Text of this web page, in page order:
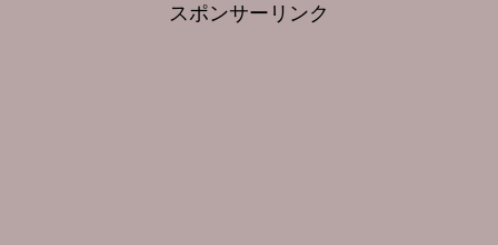
スポンサーリンク